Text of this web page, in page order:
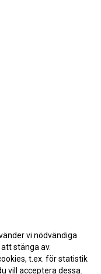
vi nödvändiga
stänga av.
t.ex. för statistik
vill acceptera dessa.